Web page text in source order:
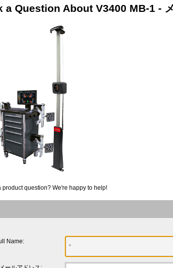
a Question About V3400 MB-1 -
product question? We're happy to help!
Name: